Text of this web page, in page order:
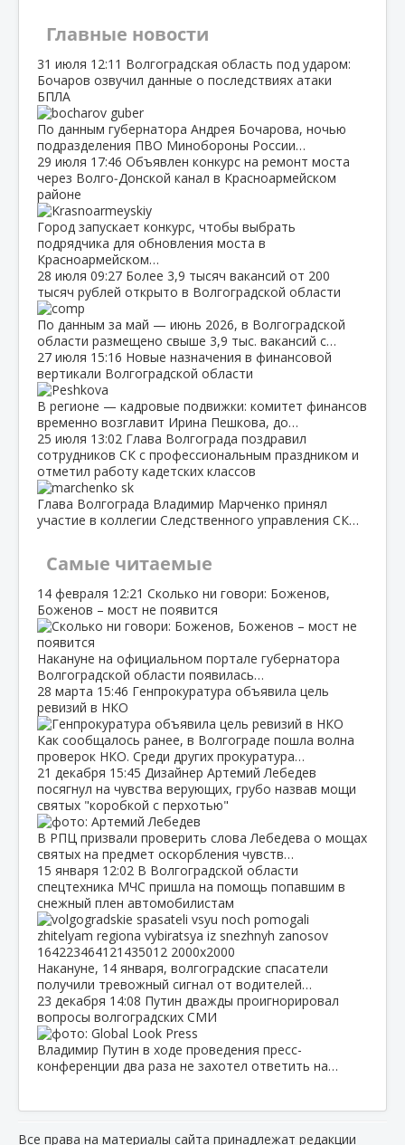
Главные новости
31 июля 12:11 Волгоградская область под ударом:
Бочаров озвучил данные о последствиях атаки
БПЛА
По данным губернатора Андрея Бочарова, ночью
подразделения ПВО Минобороны России…
29 июля 17:46 Объявлен конкурс на ремонт моста
через Волго‑Донской канал в Красноармейском
районе
Город запускает конкурс, чтобы выбрать
подрядчика для обновления моста в
Красноармейском…
28 июля 09:27 Более 3,9 тысяч вакансий от 200
тысяч рублей открыто в Волгоградской области
По данным за май — июнь 2026, в Волгоградской
области размещено свыше 3,9 тыс. вакансий с…
27 июля 15:16 Новые назначения в финансовой
вертикали Волгоградской области
В регионе — кадровые подвижки: комитет финансов
временно возглавит Ирина Пешкова, до…
25 июля 13:02 Глава Волгограда поздравил
сотрудников СК с профессиональным праздником и
отметил работу кадетских классов
Глава Волгограда Владимир Марченко принял
участие в коллегии Следственного управления СК…
Самые читаемые
14 февраля 12:21 Сколько ни говори: Боженов,
Боженов – мост не появится
Накануне на официальном портале губернатора
Волгоградской области появилась…
28 марта 15:46 Генпрокуратура объявила цель
ревизий в НКО
Как сообщалось ранее, в Волгограде пошла волна
проверок НКО. Среди других прокуратура…
21 декабря 15:45 Дизайнер Артемий Лебедев
посягнул на чувства верующих, грубо назвав мощи
святых "коробкой с перхотью"
В РПЦ призвали проверить слова Лебедева о мощах
святых на предмет оскорбления чувств…
15 января 12:02 В Волгоградской области
спецтехника МЧС пришла на помощь попавшим в
снежный плен автомобилистам
Накануне, 14 января, волгоградские спасатели
получили тревожный сигнал от водителей…
23 декабря 14:08 Путин дважды проигнорировал
вопросы волгоградских СМИ
Владимир Путин в ходе проведения пресс-
конференции два раза не захотел ответить на…
Все права на материалы сайта принадлежат редакции